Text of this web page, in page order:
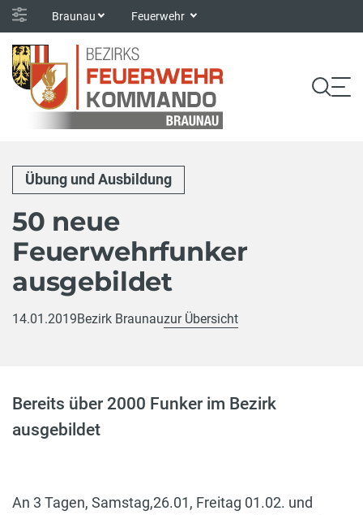
Braunau Feuerwehr
Übung und Ausbildung
50 neue
Feuerwehrfunker
ausgebildet
14.01.2019Bezirk Braunauzur Übersicht
Bereits über 2000 Funker im Bezirk
ausgebildet
An 3 Tagen, Samstag,26.01, Freitag 01.02. und